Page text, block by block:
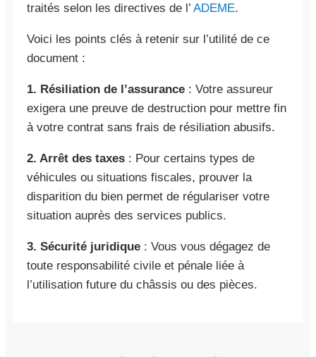
traités selon les directives de l’ ADEME.
Voici les points clés à retenir sur l’utilité de ce
document :
1. Résiliation de l’assurance : Votre assureur
exigera une preuve de destruction pour mettre fin
à votre contrat sans frais de résiliation abusifs.
2. Arrêt des taxes : Pour certains types de
véhicules ou situations fiscales, prouver la
disparition du bien permet de régulariser votre
situation auprès des services publics.
3. Sécurité juridique : Vous vous dégagez de
toute responsabilité civile et pénale liée à
l’utilisation future du châssis ou des pièces.